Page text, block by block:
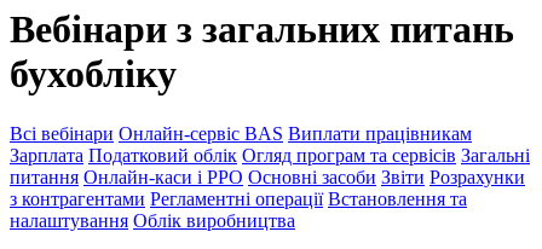
Вебінари з загальних питань
бухобліку
Всі вебінари Онлайн-сервіс BAS Виплати працівникам
Зарплата Податковий облік Огляд програм та сервісів Загальні
питання Онлайн-каси і РРО Основні засоби Звіти Розрахунки
з контрагентами Регламентні операції Встановлення та
налаштування Облік виробництва